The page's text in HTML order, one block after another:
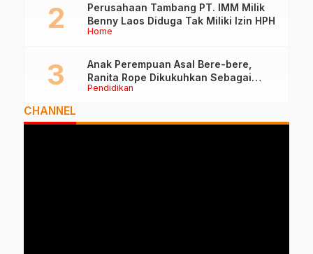
Home
Perusahaan Tambang PT. IMM Milik
Benny Laos Diduga Tak Miliki Izin HPH
Pendidikan
Anak Perempuan Asal Bere-bere,
Ranita Rope Dikukuhkan Sebagai
Guru Besar dan Rektor Ummu
CHANNEL